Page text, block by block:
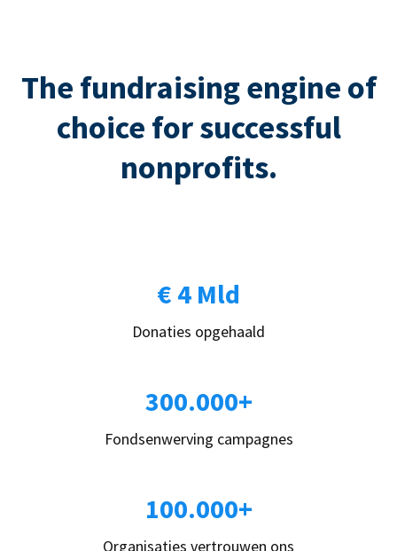
The fundraising engine of
choice for successful
nonprofits.
€ 4 Mld
Donaties opgehaald
300.000+
Fondsenwerving campagnes
100.000+
Organisaties vertrouwen ons